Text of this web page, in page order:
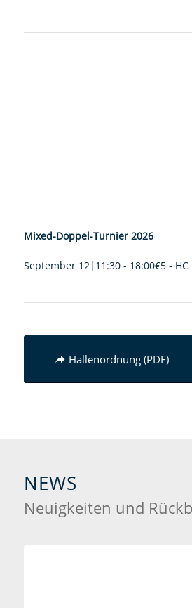
Mixed-Doppel-Turnier 2026
September 12|11:30- 18:00€5-
Hallenordnung (PDF)
NEWS
Neuigkeiten und